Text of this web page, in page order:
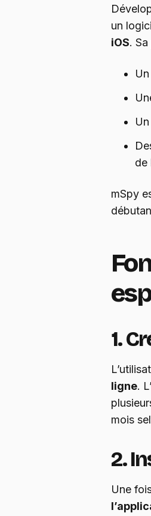
un
iOS.
Un
Un
de
mSpy
1.
ligne.
mois
2.
Une